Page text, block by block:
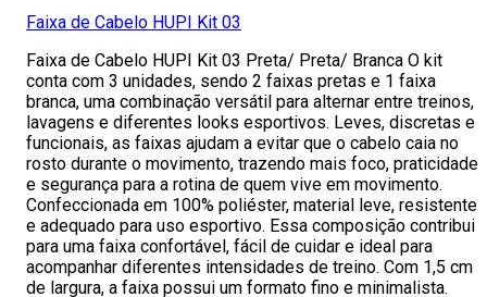
Faixa de Cabelo HUPI Kit 03
Faixa de Cabelo HUPI Kit 03 Preta/ Preta/ Branca O kit
conta com 3 unidades, sendo 2 faixas pretas e 1 faixa
branca, uma combinação versátil para alternar entre treinos,
lavagens e diferentes looks esportivos. Leves, discretas e
funcionais, as faixas ajudam a evitar que o cabelo caia no
rosto durante o movimento, trazendo mais foco, praticidade
e segurança para a rotina de quem vive em movimento.
Confeccionada em 100% poliéster, material leve, resistente
e adequado para uso esportivo. Essa composição contribui
para uma faixa confortável, fácil de cuidar e ideal para
acompanhar diferentes intensidades de treino. Com 1,5 cm
de largura, a faixa possui um formato fino e minimalista.